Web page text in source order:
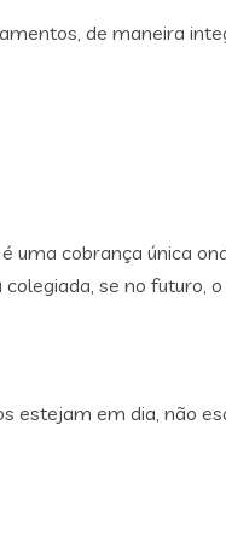
de maneira
uma cobrança única
se no futuro,
estejam em dia, não